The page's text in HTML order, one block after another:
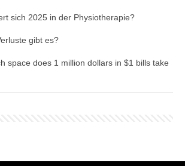
sich 2025 in der Physiotherapie?
gibt es?
space does 1 million dollars in $1 bills take